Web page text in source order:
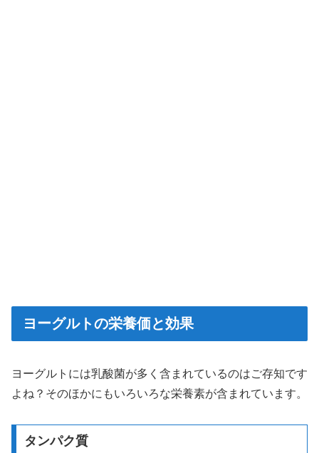
ヨーグルトの栄養価と効果
ヨーグルトには乳酸菌が多く含まれているのはご存知です
よね？そのほかにもいろいろな栄養素が含まれています。
タンパク質